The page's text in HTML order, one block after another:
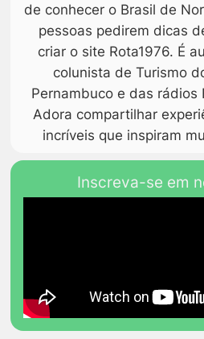
de conhecer o Brasil de
pessoas pedirem dicas
criar o site Rota1976. É
colunista de Turismo
Pernambuco e das rádios
Adora compartilhar
incríveis que inspiram
Inscreva-se em